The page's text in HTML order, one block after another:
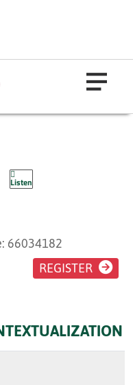
Listen DEL
66034182
REGISTER